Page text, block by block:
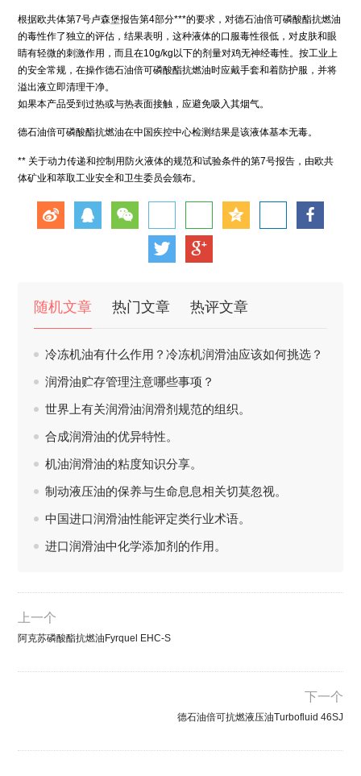
根据欧共体第7号卢森堡报告第4部分***的要求，对德石油倍可磷酸酯抗燃油
的毒性作了独立的评估，结果表明，这种液体的口服毒性很低，对皮肤和眼
睛有轻微的刺激作用，而且在10g/kg以下的剂量对鸡无神经毒性。按工业上
的安全常规，在操作德石油倍可磷酸酯抗燃油时应戴手套和着防护服，并将
溢出液立即清理干净。
如果本产品受到过热或与热表面接触，应避免吸入其烟气。
德石油倍可磷酸酯抗燃油在中国疾控中心检测结果是该液体基本无毒。
** 关于动力传递和控制用防火液体的规范和试验条件的第7号报告，由欧共
体矿业和萃取工业安全和卫生委员会颁布。
随机文章 热门文章 热评文章
冷冻机油有什么作用？冷冻机润滑油应该如何挑选？
润滑油贮存管理注意哪些事项？
世界上有关润滑油润滑剂规范的组织。
合成润滑油的优异特性。
机油润滑油的粘度知识分享。
制动液压油的保养与生命息息相关切莫忽视。
中国进口润滑油性能评定类行业术语。
进口润滑油中化学添加剂的作用。
上一个
阿克苏磷酸酯抗燃油Fyrquel EHC-S
下一个
德石油倍可抗燃液压油Turbofluid 46SJ